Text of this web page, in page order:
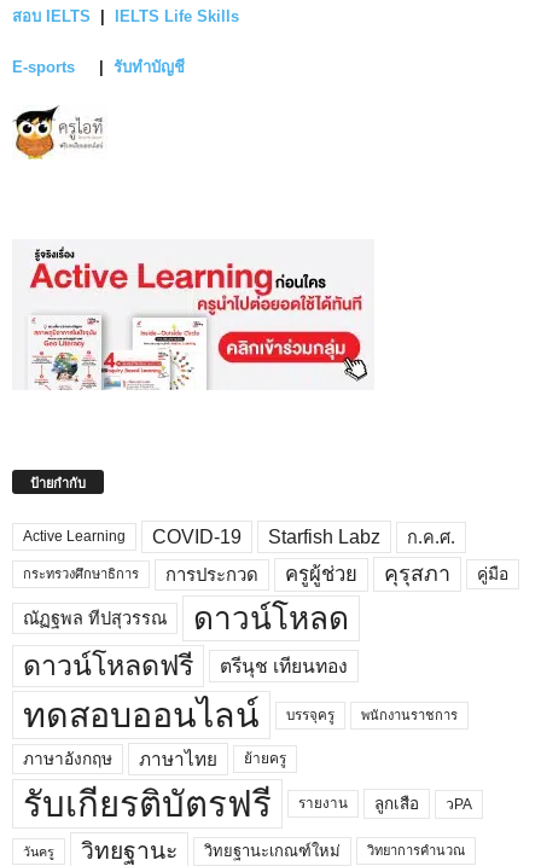
สอบ IELTS IELTS Life Skills
E-sports รับทำบัญชี
ป้ายกำกับ
Active Learning COVID-19 Starfish Labz ก.ค.ศ.
กระทรวงศึกษาธิการ การประกวด ครูผู้ช่วย คุรุสภา คู่มือ
ณัฏฐพล ทีปสุวรรณ ดาวน์โหลด
ดาวน์โหลดฟรี ตรีนุช เทียนทอง
ทดสอบออนไลน์ บรรจุครู พนักงานราชการ
ภาษาอังกฤษ ภาษาไทย ย้ายครู
รับเกียรติบัตรฟรี รายงาน ลูกเสือ วPA
วันครู วิทยฐานะ วิทยฐานะเกณฑ์ใหม่ วิทยาการคำนวณ